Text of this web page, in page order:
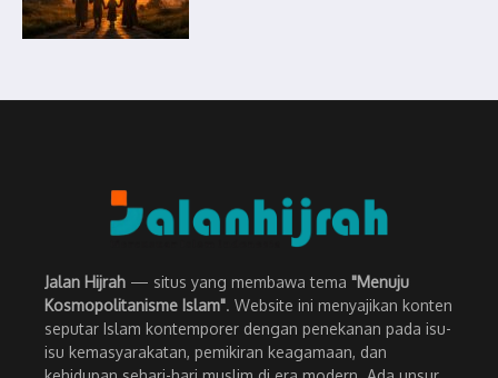
Jalan Hijrah — situs yang membawa tema "Menuju
Kosmopolitanisme Islam". Website ini menyajikan konten
seputar Islam kontemporer dengan penekanan pada isu-
isu kemasyarakatan, pemikiran keagamaan, dan